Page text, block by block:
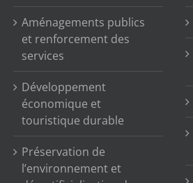
Aménagements publics
et renforcement des
services
Développement
économique et
touristique durable
Préservation de
l’environnement et